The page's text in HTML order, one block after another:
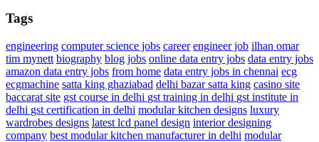
Tags
engineering computer science jobs career engineer job ilhan omar
tim mynett biography blog jobs online data entry jobs data entry jobs
amazon data entry jobs from home data entry jobs in chennai ecg
ecgmachine satta king ghaziabad delhi bazar satta king casino site
baccarat site gst course in delhi gst training in delhi gst institute in
delhi gst certification in delhi modular kitchen designs luxury
wardrobes designs latest lcd panel design interior designing
company best modular kitchen manufacturer in delhi modular